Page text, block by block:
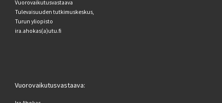
Vuorovaikutusvastaava
Tulevaisuuden tutkimuskeskus,
Turun yliopisto
ira.ahokas(a)utu.fi
Vuorovaikutusvastaava: